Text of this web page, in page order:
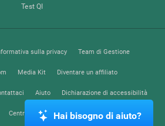
Test QI
sulla privacy Team di Gestione
Media Kit Diventare un affiliato
Aiuto Dichiarazione di accessibilità
Centro di FiduciaHai bisogno di aiuto?